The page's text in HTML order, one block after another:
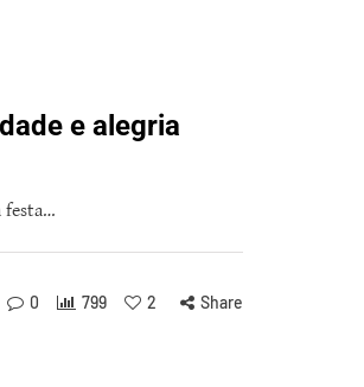
e alegria
festa…
0 799 2 Share